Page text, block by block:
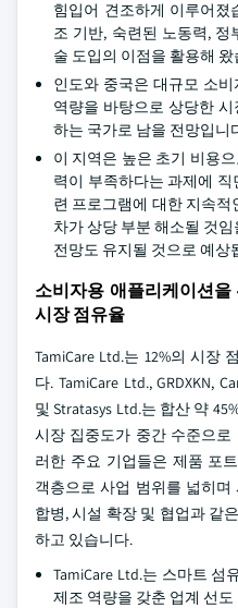
힘입어 견조하게 이루어졌
조 기반, 숙련된 노동력,
술 도입의 이점을 활용해 왔
인도와 중국은 대규모 소
역량을 바탕으로 상당한
하는 국가로 남을 전망입니
이 지역은 높은 초기 비용
력이 부족하다는 과제에
련 프로그램에 대한 지속
차가 상당 부분 해소될 것
전망도 유지될 것으로 예상
소비자용 애플리케이션
시장 점유율
TamiCare Ltd.는 12%의 시장
다. TamiCare Ltd., GRDXKN,
및 Stratasys Ltd.는 합산 약
시장 집중도가 중간 수준으
러한 주요 기업들은 제품 포
객층으로 사업 범위를 넓히
합병, 시설 확장 및 협업과 같
하고 있습니다.
TamiCare Ltd.는 스마트 섬
제조 역량을 갖춘 업계 선